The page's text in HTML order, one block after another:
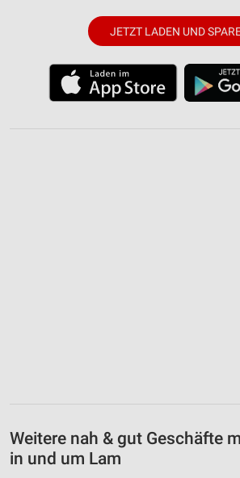
JETZT LADEN UND
Weitere nah & gut Geschäfte
in und um Lam